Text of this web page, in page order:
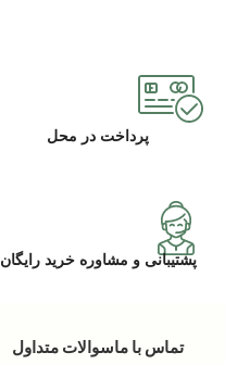
پرداخت در محل
پشتیبانی و مشاوره خرید رایگان
تماس با ماسوالات متداول